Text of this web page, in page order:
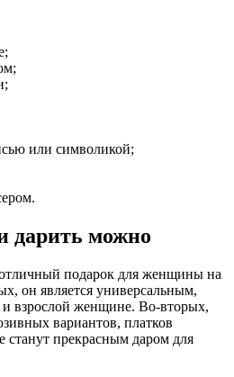
или символикой;
дарить можно
подарок для женщины на
он является универсальным,
и взрослой женщине. Во-вторых,
вариантов, платков
станут прекрасным даром для